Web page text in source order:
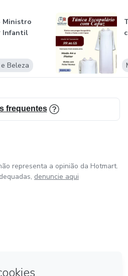
Ministro
Infantil
Beleza
frequentes
representa a opinião da Hotmart.
denuncie aqui